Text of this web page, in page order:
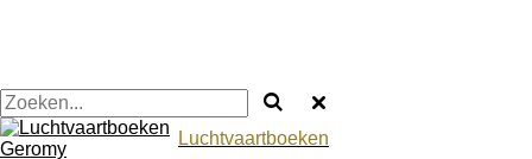
Luchtvaartboeken